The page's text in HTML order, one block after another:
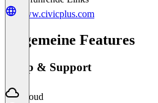
www.civicplus.com
Allgemeine Features
Setup & Support
Cloud